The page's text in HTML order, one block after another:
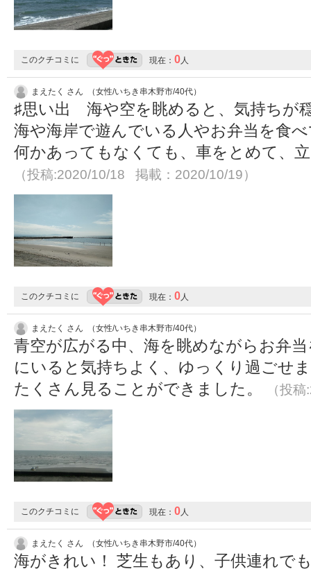
このクチコミに 現在： 0人
まえたく さん （女性/いちき串木野市/40代）
♯思い出 海や空を眺めると、気持ちが
海や海岸で遊んでいる人やお弁当を食
何かあってもなくても、車をとめて、
（投稿:2020/10/18 掲載：2020/10/19）
このクチコミに 現在： 0人
まえたく さん （女性/いちき串木野市/40代）
青空が広がる中、海を眺めながらお弁
にいると気持ちよく、ゆっくり過ごせ
たくさん見ることができました。
（投
このクチコミに 現在： 0人
まえたく さん （女性/いちき串木野市/40代）
海がきれい！ 芝生もあり、子供連れで